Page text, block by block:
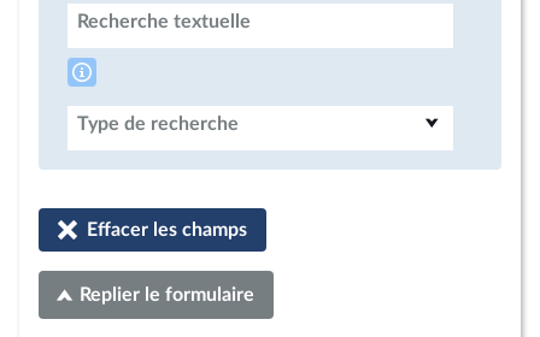
Recherche textuelle
Type de recherche
Effacer les champs
Replier le formulaire